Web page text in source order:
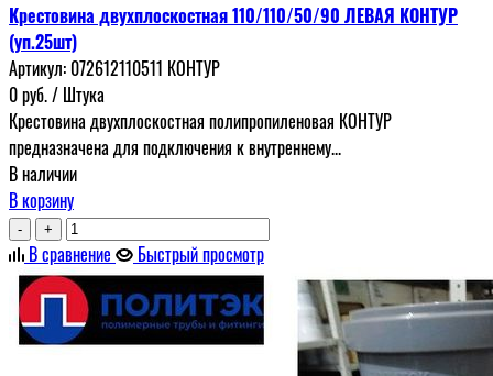
Крестовина двухплоскостная 110/110/50/90 ЛЕВАЯ КОНТУР
(уп.25шт)
Артикул: 072612110511 КОНТУР
0руб./ Штука
Крестовина двухплоскостная полипропиленовая КОНТУР
предназначена для подключения к внутреннему...
В наличии
В корзину
- +
В сравнение Быстрый просмотр